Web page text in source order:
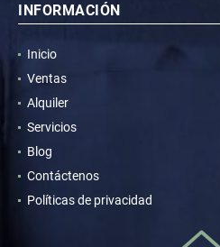
INFORMACIÓN
Inicio
Ventas
Alquiler
Servicios
Blog
Contáctenos
Políticas de privacidad